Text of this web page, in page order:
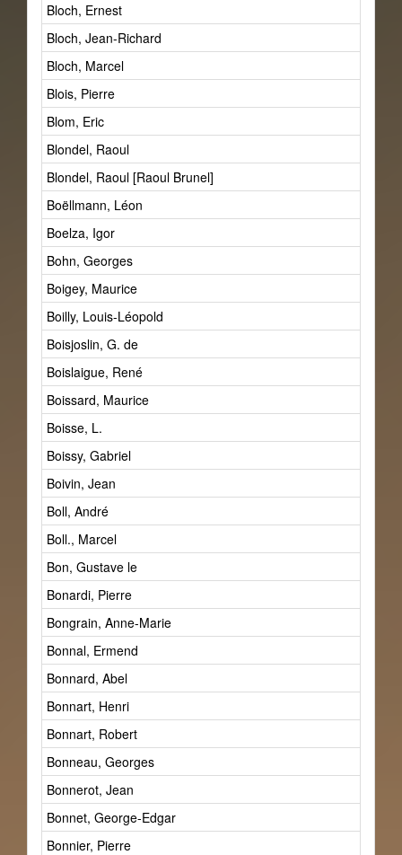
Bloch, Ernest
Bloch, Jean-Richard
Bloch, Marcel
Blois, Pierre
Blom, Eric
Blondel, Raoul
Blondel, Raoul [Raoul Brunel]
Boëllmann, Léon
Boelza, Igor
Bohn, Georges
Boigey, Maurice
Boilly, Louis-Léopold
Boisjoslin, G. de
Boislaigue, René
Boissard, Maurice
Boisse, L.
Boissy, Gabriel
Boivin, Jean
Boll, André
Boll., Marcel
Bon, Gustave le
Bonardi, Pierre
Bongrain, Anne-Marie
Bonnal, Ermend
Bonnard, Abel
Bonnart, Henri
Bonnart, Robert
Bonneau, Georges
Bonnerot, Jean
Bonnet, George-Edgar
Bonnier, Pierre